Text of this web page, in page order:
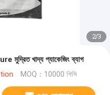
2/3
খাদ্য প্যাকেজিং ব্যাগ
MOQ：10000 পিসি